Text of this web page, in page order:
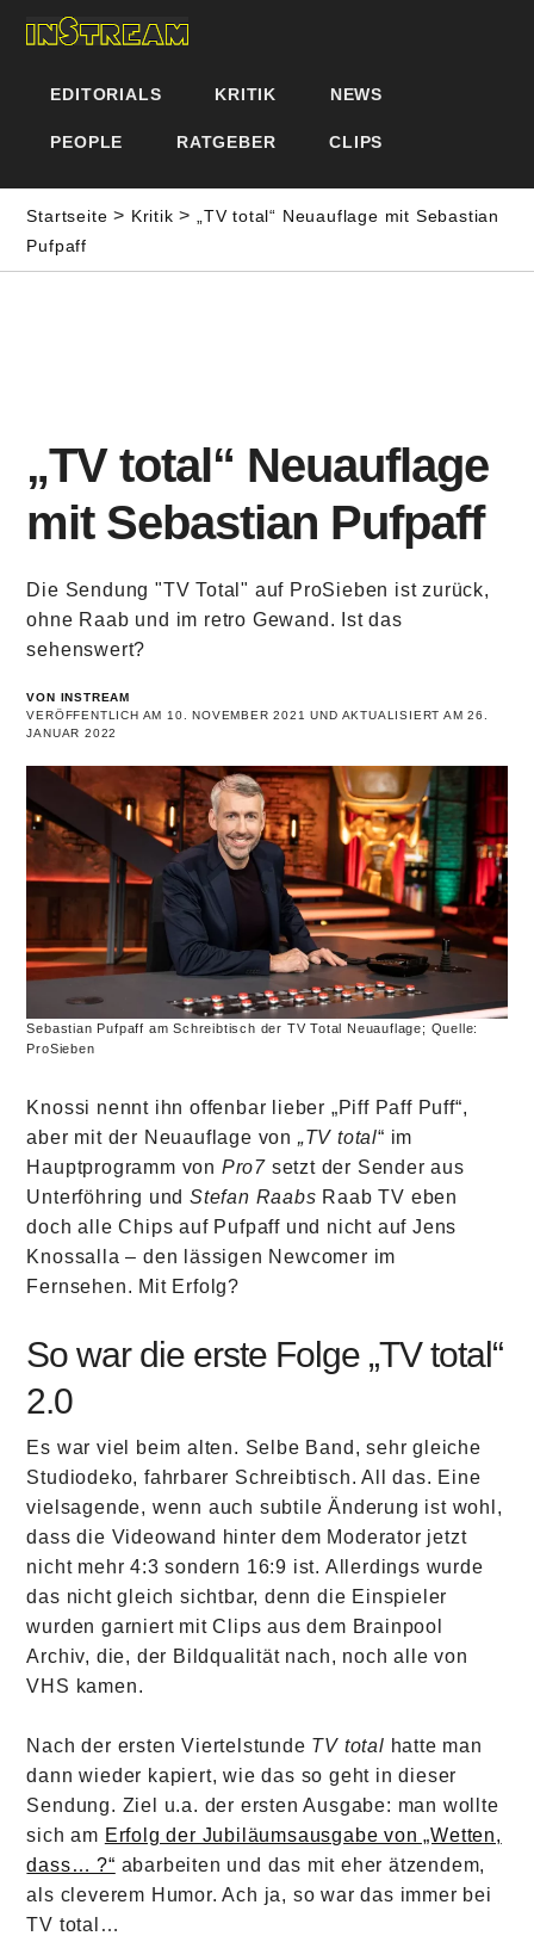
EDITORIALS KRITIK NEWS
PEOPLE RATGEBER CLIPS
Startseite > Kritik >
„TV total“ Neuauflage mit Sebastian
Pufpaff
„TV total“ Neuauflage
mit Sebastian Pufpaff
Die Sendung "TV Total" auf ProSieben ist zurück,
ohne Raab und im retro Gewand. Ist das
sehenswert?
VON INSTREAM
VERÖFFENTLICH AM 10. NOVEMBER 2021 UND AKTUALISIERT AM 26.
JANUAR 2022
Sebastian Pufpaff am Schreibtisch der TV Total Neuauflage; Quelle:
ProSieben
Knossi nennt ihn offenbar lieber „Piff Paff Puff“,
aber mit der Neuauflage von „TV total“ im
Hauptprogramm von Pro7 setzt der Sender aus
Unterföhring undStefan Raabs Raab TV eben
doch alle Chips auf Pufpaff und nicht auf Jens
Knossalla – den lässigen Newcomer im
Fernsehen. Mit Erfolg?
So war die erste Folge „TV total“
2.0
Es war viel beim alten. Selbe Band, sehr gleiche
Studiodeko, fahrbarer Schreibtisch. All das. Eine
vielsagende, wenn auch subtile Änderung ist wohl,
dass die Videowand hinter dem Moderator jetzt
nicht mehr 4:3 sondern 16:9 ist. Allerdings wurde
das nicht gleich sichtbar, denn die Einspieler
wurden garniert mit Clips aus dem Brainpool
Archiv, die, der Bildqualität nach, noch alle von
VHS kamen.
Nach der ersten Viertelstunde TV total hatte man
dann wieder kapiert, wie das so geht in dieser
Sendung. Ziel u.a. der ersten Ausgabe: man wollte
sich am Erfolg der Jubiläumsausgabe von „Wetten,
dass… ?“ abarbeiten und das mit eher ätzendem,
als cleverem Humor. Ach ja, so war das immer bei
TV total…